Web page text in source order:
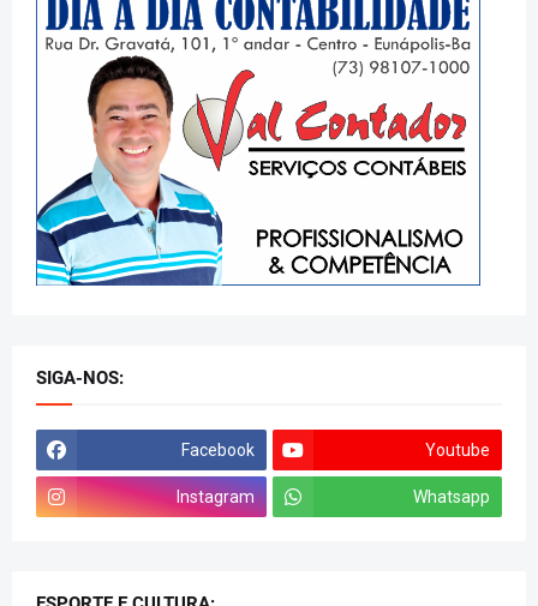
SIGA-NOS:
Facebook Youtube
Instagram Whatsapp